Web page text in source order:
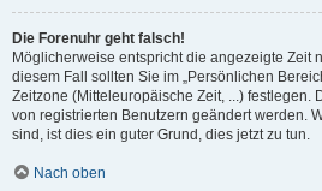
Die Forenuhr geht falsch!
Möglicherweise entspricht die angezeigte Zeit
diesem Fall sollten Sie im „Persönlichen
Zeitzone (Mitteleuropäische Zeit, ...) festlegen.
von registrierten Benutzern geändert werden.
sind, ist dies ein guter Grund, dies jetzt zu tun.
Nach oben